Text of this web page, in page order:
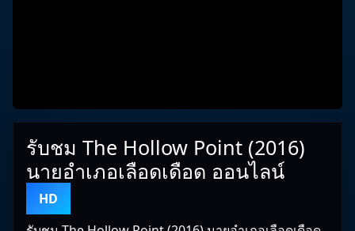
รับชม The Hollow Point (2016)
นายอำเภอเลือดเดือด ออนไลน์
HD